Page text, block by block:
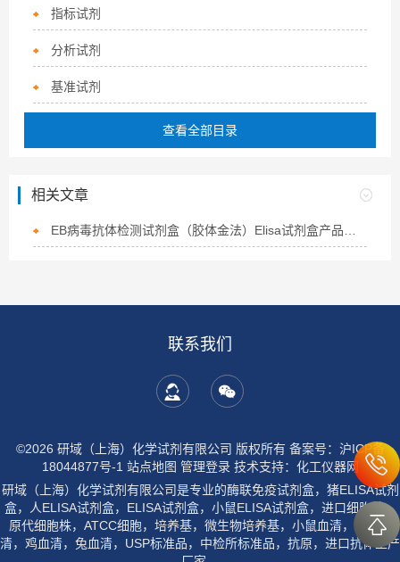
指标试剂
分析试剂
基准试剂
查看全部目录
相关文章
联系我们
©2026 研域（上海）化学试剂有限公司 版权所有 备案号：沪ICP备
18044877号-1 站点地图 管理登录技术支持： 化工仪器网
研域（上海）化学试剂有限公司是专业的酶联免疫试剂盒，猪ELISA试剂
盒，人ELISA试剂盒，ELISA试剂盒，小鼠ELISA试剂盒，进口细胞株，
原代细胞株，ATCC细胞，培养基，微生物培养基，小鼠血清，大鼠血
清，鸡血清，兔血清，USP标准品，中检所标准品，抗原，进口抗体生产